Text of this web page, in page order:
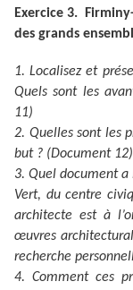
Exercice 3.
des grands
1. Localisez et
Quels sont les
11)
2. Quelles sont les
but ? (Document 12)
3. Quel document
Vert, du centre
architecte est à
œuvres
recherche
4. Comment ces